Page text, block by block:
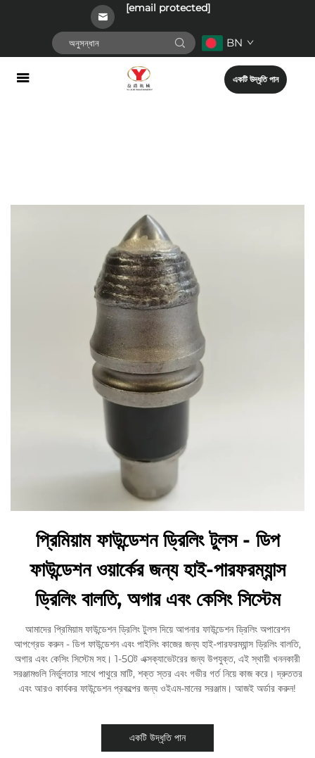
[email protected]
BN
একটি উদ্ধৃতি পান
প্রিমিয়াম ফাউন্ডেশন ড্রিলিং টুলস - ডিপ
ফাউন্ডেশন ওয়ার্কের জন্য হাই-পারফরম্যান্স
ড্রিলিং বালতি, অগার এবং কেসিং সিস্টেম
আমাদের প্রিমিয়াম ফাউন্ডেশন ড্রিলিং টুলস দিয়ে আপনার ফাউন্ডেশন ড্রিলিং অপারেশন
আপগ্রেড করুন - ডিপ ফাউন্ডেশন এবং পাইলিং কাজের জন্য হাই-পারফরম্যান্স ড্রিলিং বালতি,
অগার এবং কেসিং সিস্টেম সহ। 1-50ট এক্সক্যাভেটরের জন্য উপযুক্ত, এই স্থায়ী খননকারী
সরঞ্জামগুলি নির্ভুলতার সাথে পাথুরে মাটি, শক্ত স্তর এবং গভীর গর্ত নিয়ে কাজ করে। দ্রুততর
এবং আরও কার্যকর ফাউন্ডেশন প্রকল্পের জন্য ওইএম-মানের সরঞ্জাম। আজই অর্ডার করুন!
একটি উদ্ধৃতি পান